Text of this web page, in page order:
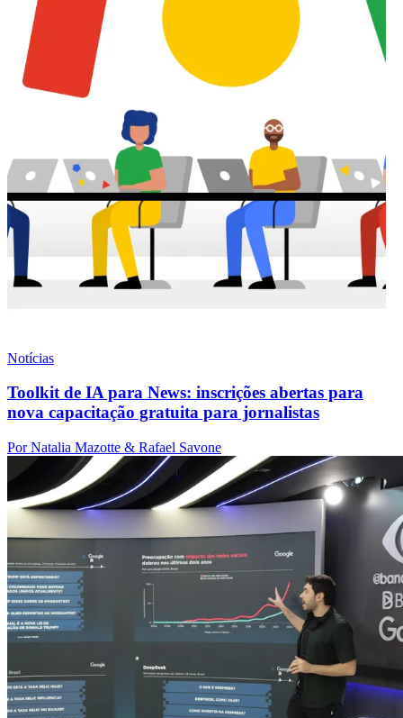
Notícias
Toolkit de IA para News: inscrições abertas para
nova capacitação gratuita para jornalistas
Por Natalia Mazotte & Rafael Savone